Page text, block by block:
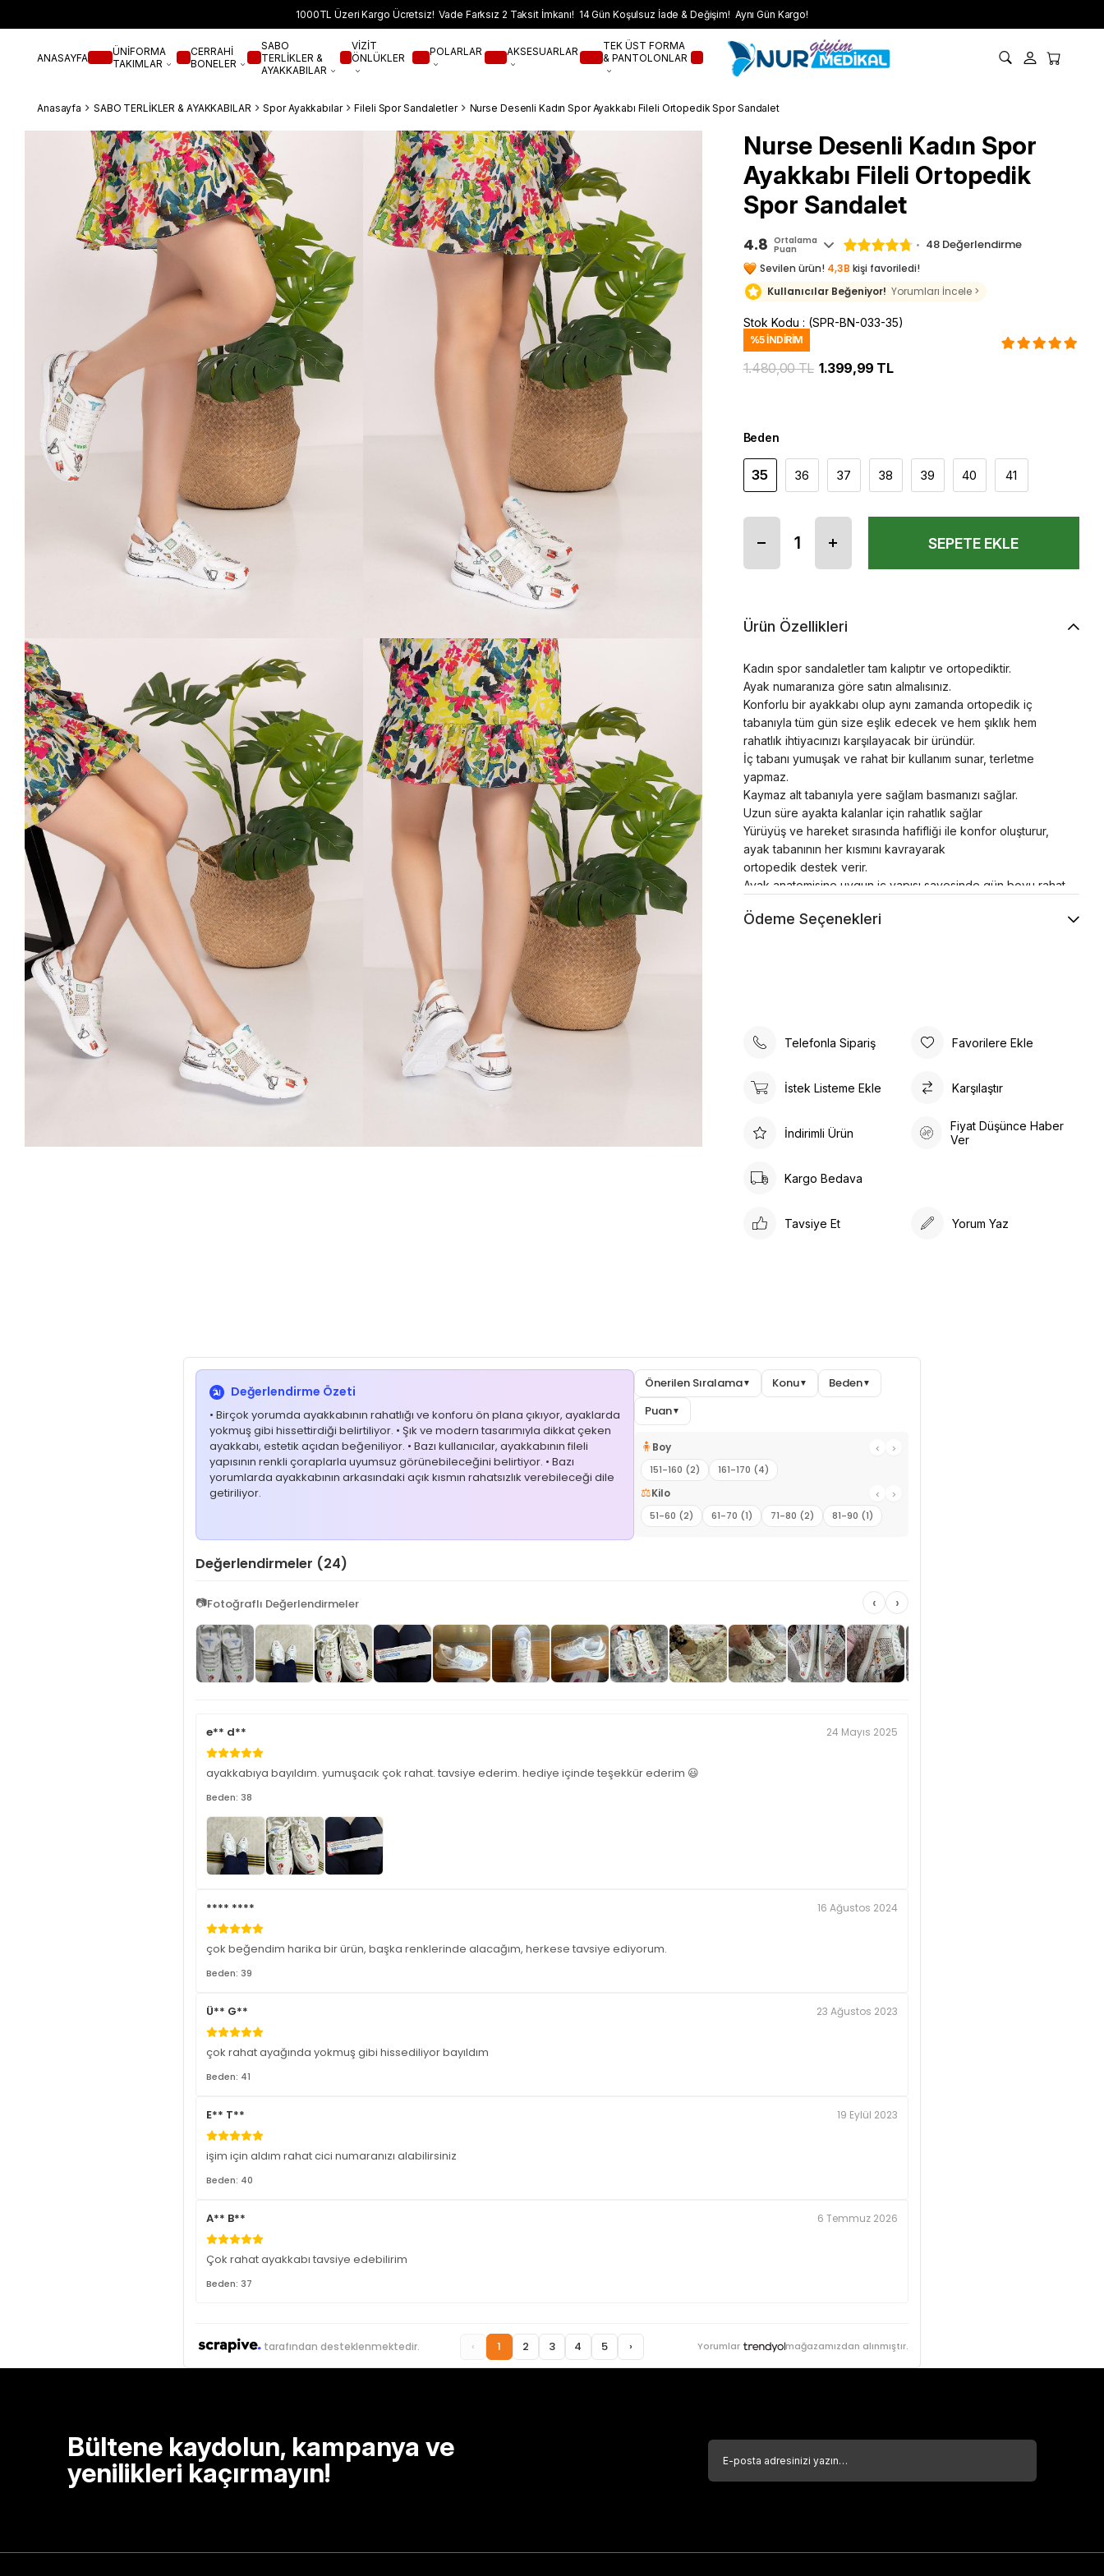
1000TL Üzeri Kargo Ücretsiz! Vade Farksız 2 Taksit İmkanı! 14 Gün Koşulsuz İade & Değişim! Aynı Gün Kargo!
ANASAYFA
ÜNİFORMA
TAKIMLAR
CERRAHİ
BONELER
SABO
TERLİKLER &
AYAKKABILAR
VİZİT
ÖNLÜKLER
POLARLAR AKSESUARLAR
TEK ÜST FORMA
& PANTOLONLAR
Anasayfa SABO TERLİKLER & AYAKKABILAR Spor Ayakkabılar Fileli Spor Sandaletler Nurse Desenli Kadın Spor Ayakkabı Fileli Ortopedik Spor Sandalet
Nurse Desenli Kadın Spor
Ayakkabı Fileli Ortopedik
Spor Sandalet
4.8 Ortalama
Puan 48 Değerlendirme
Sevilen ürün! 4,3B kişi favoriledi!
Kullanıcılar Beğeniyor! Yorumları İncele >
Stok Kodu (SPR-BN-033-35)
%5İNDIRIM
1.480,00 TL 1.399,99 TL
Beden
35 36 37 38 39 40 41
Ürün Özellikleri
Kadın spor sandaletler tam kalıptır ve ortopediktir.
Ayak numaranıza göre satın almalısınız.
Konforlu bir ayakkabı olup aynı zamanda ortopedik iç
tabanıyla tüm gün size eşlik edecek ve hem şıklık hem
rahatlık ihtiyacınızı karşılayacak bir üründür.
İç tabanı yumuşak ve rahat bir kullanım sunar, terletme
yapmaz.
Kaymaz alt tabanıyla yere sağlam basmanızı sağlar.
Uzun süre ayakta kalanlar için rahatlık sağlar
Yürüyüş ve hareket sırasında hafifliği ile konfor oluşturur,
ayak tabanının her kısmını kavrayarak
ortopedik destek verir.
Ayak anatomisine uygun iç yapısı sayesinde gün boyu rahat
Spor ayakkabılar asla makinede yıkanmamalı veya
Ödeme Seçenekleri
Telefonla Sipariş Favorilere Ekle
İstek Listeme Ekle Karşılaştır
İndirimli Ürün
Fiyat Düşünce Haber
Ver
Kargo Bedava
Tavsiye Et Yorum Yaz
Değerlendirme Özeti
• Birçok yorumda ayakkabının rahatlığı ve konforu ön plana çıkıyor, ayaklarda
yokmuş gibi hissettirdiği belirtiliyor. • Şık ve modern tasarımıyla dikkat çeken
ayakkabı, estetik açıdan beğeniliyor. • Bazı kullanıcılar, ayakkabının fileli
yapısının renkli çoraplarla uyumsuz görünebileceğini belirtiyor. • Bazı
yorumlarda ayakkabının arkasındaki açık kısmın rahatsızlık verebileceği dile
getiriliyor.
Önerilen Sıralama▼ Konu▼ Beden▼
Puan▼
🧍 Boy ‹
›
151-160 (2)
161-170 (4)
⚖️Kilo ‹
›
51-60 (2)
61-70 (1) 71-80 (2) 81-90 (1)
Değerlendirmeler (24)
📷Fotoğraflı Değerlendirmeler ‹ ›
e** d** 24 Mayıs 2025
ayakkabıya bayıldım. yumuşacık çok rahat. tavsiye ederim. hediye içinde teşekkür ederim 😃
Beden: 38
**** **** 16 Ağustos 2024
çok beğendim harika bir ürün, başka renklerinde alacağım, herkese tavsiye ediyorum.
Beden: 39
Ü** G** 23 Ağustos 2023
çok rahat ayağında yokmuş gibi hissediliyor bayıldım
Beden: 41
E** T** 19 Eylül 2023
işim için aldım rahat cici numaranızı alabilirsiniz
Beden: 40
A** B** 6 Temmuz 2026
Çok rahat ayakkabı tavsiye edebilirim
Beden: 37
tarafından desteklenmektedir. ‹ 1 2 3 4 5 › Yorumlar mağazamızdan alınmıştır.
Bültene kaydolun, kampanya ve
yenilikleri kaçırmayın!